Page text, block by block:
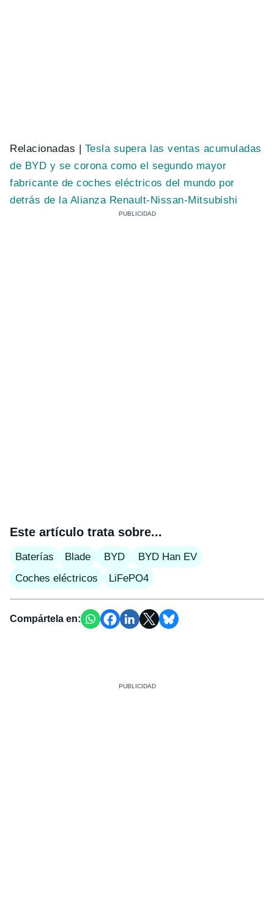
Relacionadas | Tesla supera las ventas acumuladas
de BYD y se corona como el segundo mayor
fabricante de coches eléctricos del mundo por
detrás de la Alianza Renault-Nissan-Mitsubishi
Este artículo trata sobre...
Baterías Blade BYD
BYD Han EV
Coches eléctricos
LiFePO4
Compártela en: